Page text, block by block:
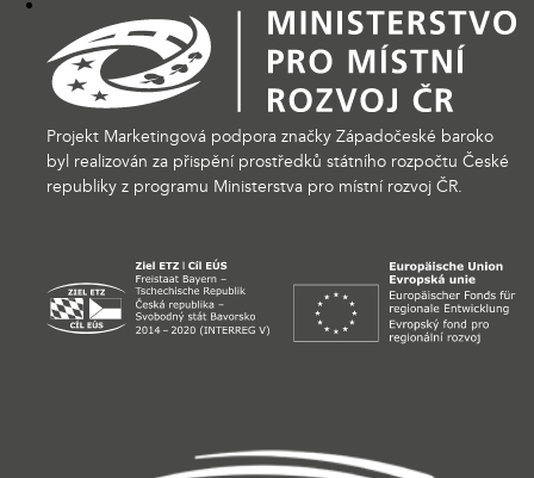
Projekt Marketingová podpora značky Západočeské baroko
byl realizován za přispění prostředků státního rozpočtu České
republiky z programu Ministerstva pro místní rozvoj ČR.